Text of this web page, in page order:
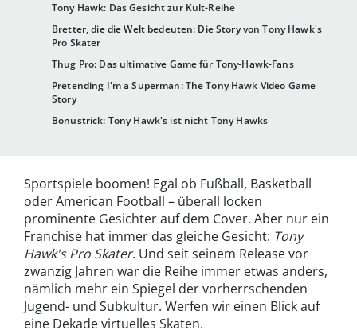
Tony Hawk: Das Gesicht zur Kult-Reihe
Bretter, die die Welt bedeuten: Die Story von Tony Hawk's
Pro Skater
Thug Pro: Das ultimative Game für Tony-Hawk-Fans
Pretending I'm a Superman: The Tony Hawk Video Game
Story
Bonustrick: Tony Hawk's ist nicht Tony Hawks
Sportspiele boomen! Egal ob Fußball, Basketball
oder American Football – überall locken
prominente Gesichter auf dem Cover. Aber nur ein
Franchise hat immer das gleiche Gesicht: Tony
Hawk's Pro Skater. Und seit seinem Release vor
zwanzig Jahren war die Reihe immer etwas anders,
nämlich mehr ein Spiegel der vorherrschenden
Jugend- und Subkultur. Werfen wir einen Blick auf
eine Dekade virtuelles Skaten.